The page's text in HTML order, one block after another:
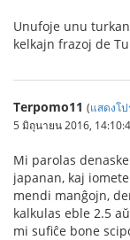
Unufoje unu
kelkajn frazoj de
Terpomo11 (แสดงโ
5 มิถุนายน 2016,
Mi parolas
japanan, kaj
mendi manĝojn,
kalkulas eble 2.5
mi sufiĉe bone